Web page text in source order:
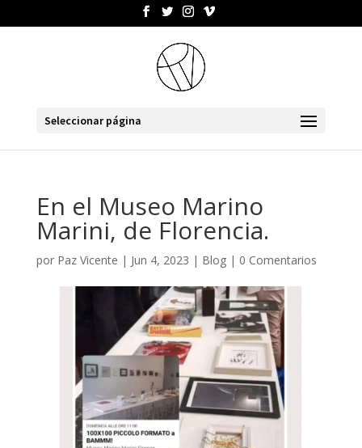
Seleccionar página
En el Museo Marino
Marini, de Florencia.
por Paz Vicente | Jun 4, 2023 | Blog| 0 Comentarios